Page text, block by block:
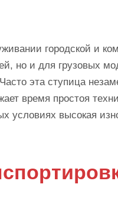
городской и
но и для грузовых
эта ступица
время простоя
условиях высокая